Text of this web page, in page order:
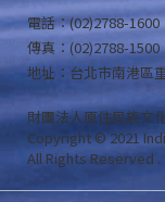
電話：(02)2788-1600
傳真：(02)2788-1500
地址：台北市南港區
財團法人原住民族文
Copyright © 2021
All Rights Reserved .